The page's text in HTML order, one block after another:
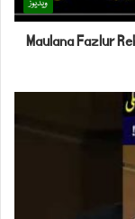
ویڈیوز
Maulana Fazlur